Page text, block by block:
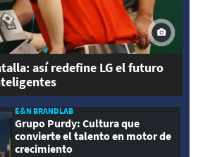
así redefine LG el futuro
E&N BRANDLAB
Grupo Purdy: Cultura que
convierte el talento en motor de
crecimiento